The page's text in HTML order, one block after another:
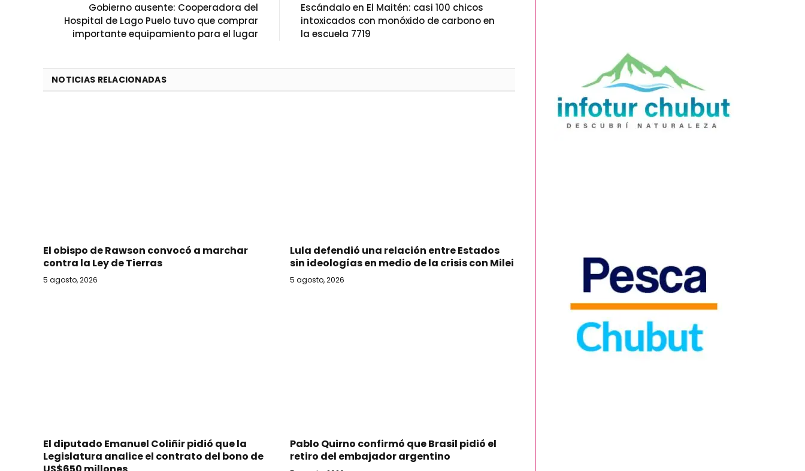
Gobierno ausente: Cooperadora del
Hospital de Lago Puelo tuvo que comprar
importante equipamiento para el lugar
Escándalo en El Maitén: casi 100 chicos
intoxicados con monóxido de carbono en
la escuela 7719
NOTICIAS RELACIONADAS
El obispo de Rawson convocó a marchar
contra la Ley de Tierras
5 agosto, 2026
Lula defendió una relación entre Estados
sin ideologías en medio de la crisis con Milei
5 agosto, 2026
El diputado Emanuel Coliñir pidió que la
Legislatura analice el contrato del bono de
Pablo Quirno confirmó que Brasil pidió el
retiro del embajador argentino